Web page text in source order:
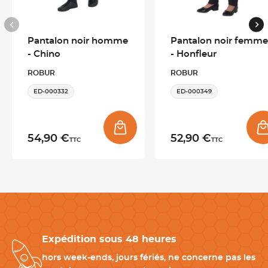
Poches italiennes
avec finitions effet cuir : modernité subtile
Bas de jambe sans ourlets
personnalisé
100 % polyester 210 g/m² : matière
robuste , adaptée à un
usage intensif
Chaque détail a été pensé pour offrir confort, esthétisme et
durabilité.
Pour qui est conçu le pantalon Andalou ?
Conseils d’entretien
Pantalon noir homme
- Chino
ROBUR
ED-000332
54,90 €TTC
Pantalon noir femme
- Honfleur
ROBUR
ED-000349
52,90 €TTC
Expédition sous 48 heures
hors week-ends, jours fériés, ne concerne pas les